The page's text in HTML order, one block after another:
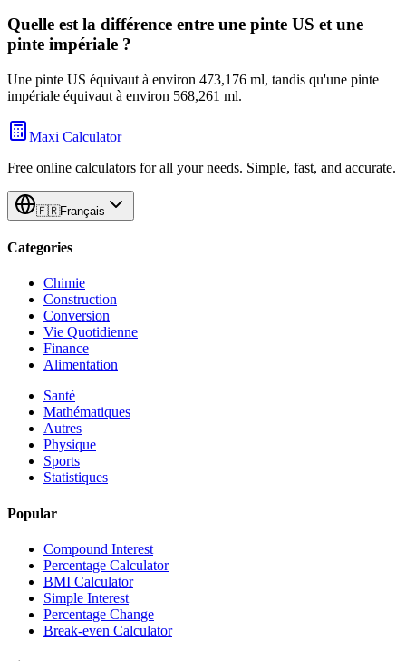
Quelle est la différence entre une pinte US et une
pinte impériale ?
Une pinte US équivaut à environ 473,176 ml, tandis qu'une pinte
impériale équivaut à environ 568,261 ml.
Maxi Calculator
Free online calculators for all your needs. Simple, fast, and accurate.
🇫🇷Français
Categories
Chimie
Construction
Conversion
Vie Quotidienne
Finance
Alimentation
Santé
Mathématiques
Autres
Physique
Sports
Statistiques
Popular
Compound Interest
Percentage Calculator
BMI Calculator
Simple Interest
Percentage Change
Break-even Calculator